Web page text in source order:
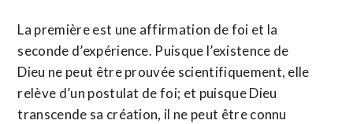
La première est une affirmation de foi et la
seconde d’expérience. Puisque l’existence de
Dieu ne peut être prouvée scientifiquement, elle
relève d’un postulat de foi; et puisque Dieu
transcende sa création, il ne peut être connu